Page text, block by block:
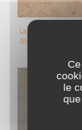
le
Le liège : un nouveau
revêtement de sol